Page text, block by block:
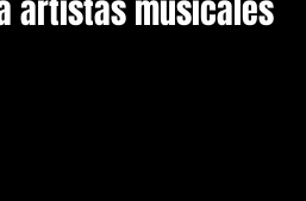
artistas musicales